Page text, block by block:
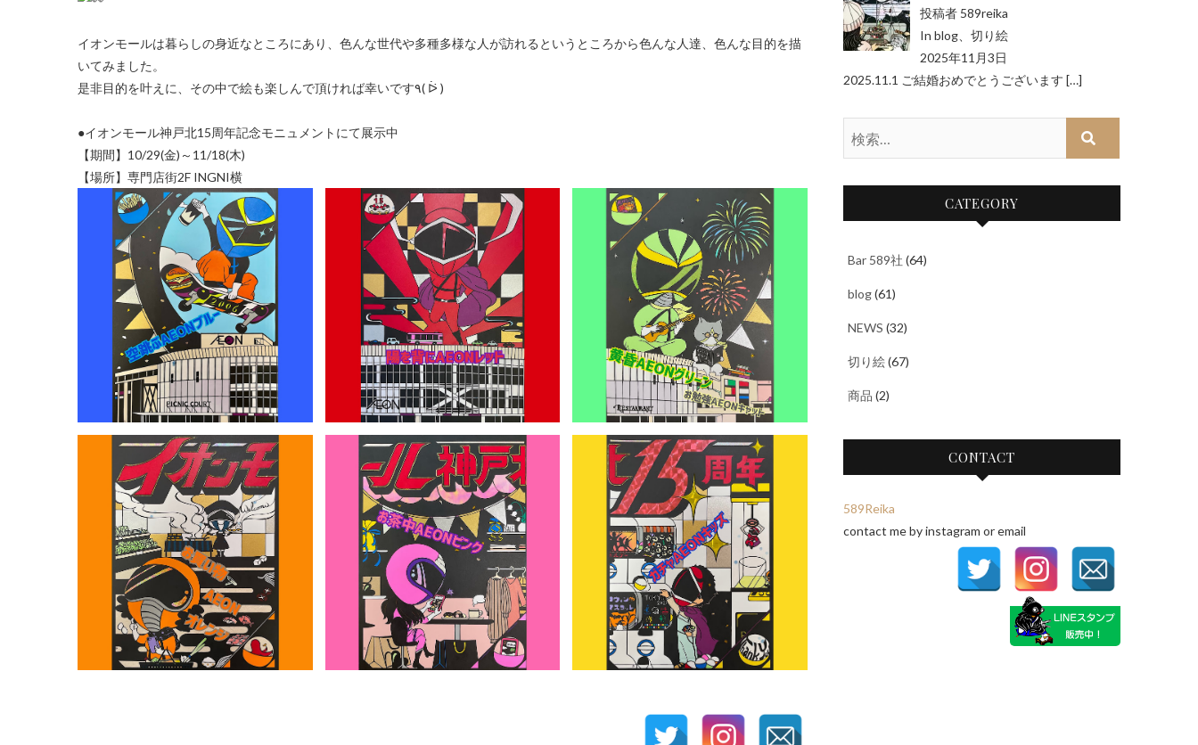
イオンモールは暮らしの身近なところにあり、色んな世代や多種多様な人が訪れるというところから色んな人達、色んな目的を描
いてみました。
是非目的を叶えに、その中で絵も楽しんで頂ければ幸いです٩( ᐖ )
●イオンモール神戸北15周年記念モニュメントにて展示中
【期間】10/29(金)～11/18(木)
【場所】専門店街2F INGNI横
投稿者 589reika
In blog、切り絵
2025年11月3日
2025.11.1 ご結婚おめでとうございます […]
CATEGORY
Bar 589社 (64)
blog(61)
NEWS (32)
切り絵(67)
商品 (2)
CONTACT
589Reika
contact me by instagram or email